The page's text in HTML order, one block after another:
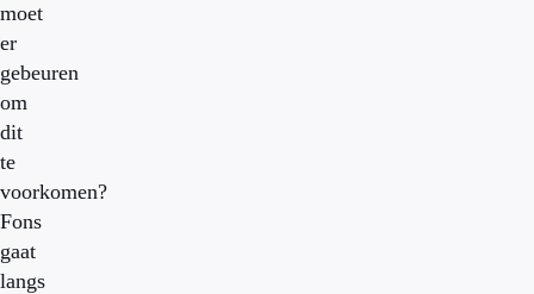
moet
er
gebeuren
om
dit
te
voorkomen?
Fons
gaat
langs